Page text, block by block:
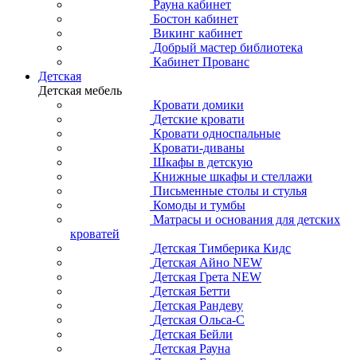
Рауна кабинет
Бостон кабинет
Викинг кабинет
Добрый мастер библиотека
Кабинет Прованс
Детская
Детская мебель
Кровати домики
Детские кровати
Кровати односпальные
Кровати-диваны
Шкафы в детскую
Книжные шкафы и стеллажи
Письменные столы и стулья
Комоды и тумбы
Матрасы и основания для детских
кроватей
Детская Тимберика Кидс
Детская Айно NEW
Детская Грета NEW
Детская Бетти
Детская Рандеву
Детская Ольса-С
Детская Бейли
Детская Рауна